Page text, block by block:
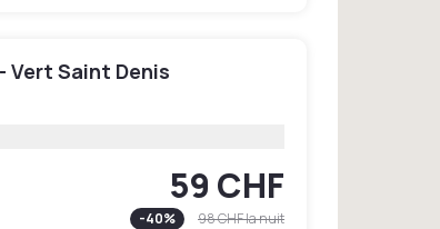
Vert Saint Denis
59 CHF
-40% 98 CHFla nuit